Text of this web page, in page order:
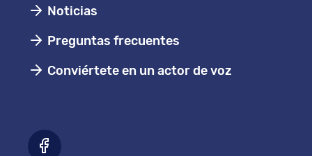
Noticias
Preguntas frecuentes
Conviértete en un actor de voz